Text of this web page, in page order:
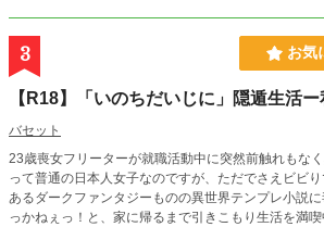
3 お気
【R18】「いのちだいじに」隠遁生活
バセット
23歳喪女フリーターが就職活動中に突然前触れもな
って普通の日本人女子なのですが、ただでさえビビ
あるダークファンタジーものの異世界テンプレ小説
っかねぇっ！と、家に帰るまで引きこもり生活を満